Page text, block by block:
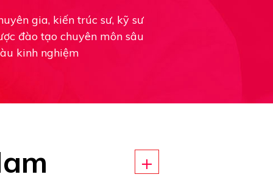
gia, kiến trúc sư, kỹ sư
đào tạo chuyên môn sâu
kinh nghiệm